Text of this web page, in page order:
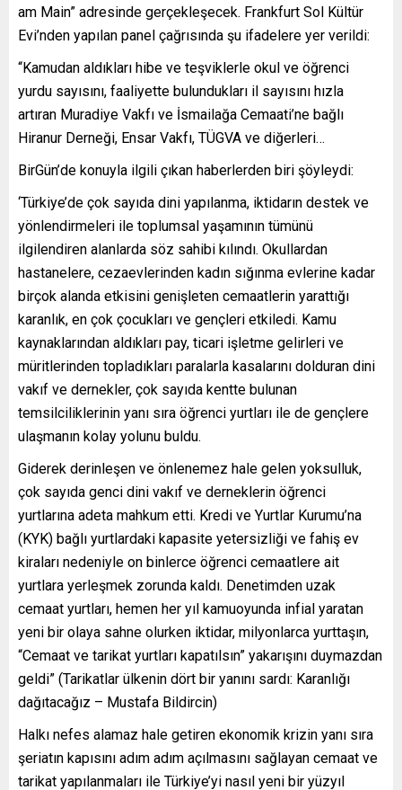
am Main” adresinde gerçekleşecek. Frankfurt Sol Kültür
Evi’nden yapılan panel çağrısında şu ifadelere yer verildi:
“Kamudan aldıkları hibe ve teşviklerle okul ve öğrenci
yurdu sayısını, faaliyette bulundukları il sayısını hızla
artıran Muradiye Vakfı ve İsmailağa Cemaati’ne bağlı
Hiranur Derneği, Ensar Vakfı, TÜGVA ve diğerleri…
BirGün’de konuyla ilgili çıkan haberlerden biri şöyleydi:
‘Türkiye’de çok sayıda dini yapılanma, iktidarın destek ve
yönlendirmeleri ile toplumsal yaşamının tümünü
ilgilendiren alanlarda söz sahibi kılındı. Okullardan
hastanelere, cezaevlerinden kadın sığınma evlerine kadar
birçok alanda etkisini genişleten cemaatlerin yarattığı
karanlık, en çok çocukları ve gençleri etkiledi. Kamu
kaynaklarından aldıkları pay, ticari işletme gelirleri ve
müritlerinden topladıkları paralarla kasalarını dolduran dini
vakıf ve dernekler, çok sayıda kentte bulunan
temsilciliklerinin yanı sıra öğrenci yurtları ile de gençlere
ulaşmanın kolay yolunu buldu.
Giderek derinleşen ve önlenemez hale gelen yoksulluk,
çok sayıda genci dini vakıf ve derneklerin öğrenci
yurtlarına adeta mahkum etti. Kredi ve Yurtlar Kurumu’na
(KYK) bağlı yurtlardaki kapasite yetersizliği ve fahiş ev
kiraları nedeniyle on binlerce öğrenci cemaatlere ait
yurtlara yerleşmek zorunda kaldı. Denetimden uzak
cemaat yurtları, hemen her yıl kamuoyunda infial yaratan
yeni bir olaya sahne olurken iktidar, milyonlarca yurttaşın,
“Cemaat ve tarikat yurtları kapatılsın” yakarışını duymazdan
geldi” (Tarikatlar ülkenin dört bir yanını sardı: Karanlığı
dağıtacağız – Mustafa Bildircin)
Halkı nefes alamaz hale getiren ekonomik krizin yanı sıra
şeriatın kapısını adım adım açılmasını sağlayan cemaat ve
tarikat yapılanmaları ile Türkiye’yi nasıl yeni bir yüzyıl